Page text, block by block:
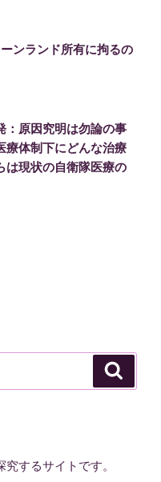
ンランド所有に拘るの
：原因究明は勿論の事
療体制下にどんな治療
は現状の自衛隊医療の
するサイトです。